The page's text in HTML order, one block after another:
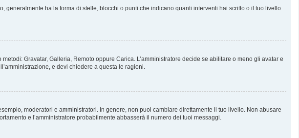
ha la forma di stelle, blocchi o punti che indicano quanti interventi hai scritto o il tuo livello.
Gravatar, Galleria, Remoto oppure Carica. L’amministratore decide se abilitare o meno gli avatar e
e devi chiedere a questa le ragioni.
moderatori e amministratori. In genere, non puoi cambiare direttamente il tuo livello. Non abusare
e l’amministratore probabilmente abbasserà il numero dei tuoi messaggi.